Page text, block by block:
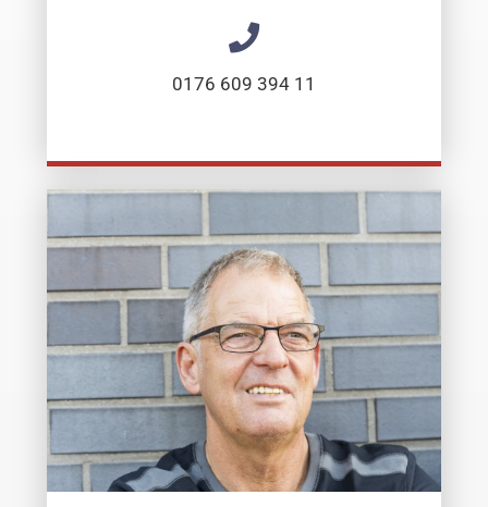
0176 609 394 11